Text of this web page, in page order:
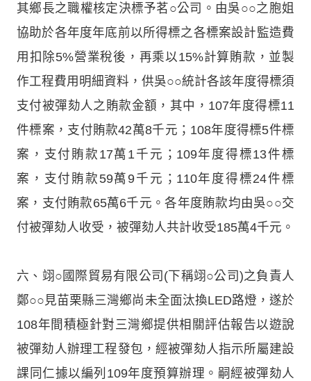
其鄉長之職權核定決標予茗○公司。由吳○○之胞姐
協助於各年度年底前以所得標之各標案設計監造費
用扣除5%營業稅後，再乘以15%計算賄款，並製
作工程費用明細資料，供吳○○統計各該年度得標須
支付被彈劾人之賄款金額，其中，107年度得標11
件標案，支付賄款42萬8千元；108年度得標5件標
案，支付賄款17萬1千元；109年度得標13件標
案，支付賄款59萬9千元；110年度得標24件標
案，支付賄款65萬6千元。各年度賄款均由吳○○交
付被彈劾人收受，被彈劾人共計收受185萬4千元。
六、翊○國際貿易有限公司(下稱翊○公司)之負責人
鄭○○見苗栗縣三灣鄉尚未全面汰換LED路燈，遂於
108年間積極針對三灣鄉提供相關評估報告以遊說
被彈劾人辦理工程發包，經被彈劾人指示所屬建設
課同仁據以編列109年度預算辦理。嗣經被彈劾人